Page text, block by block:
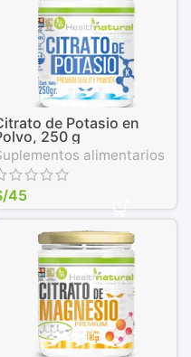
de Potasio en
250 g
alimentarios
45